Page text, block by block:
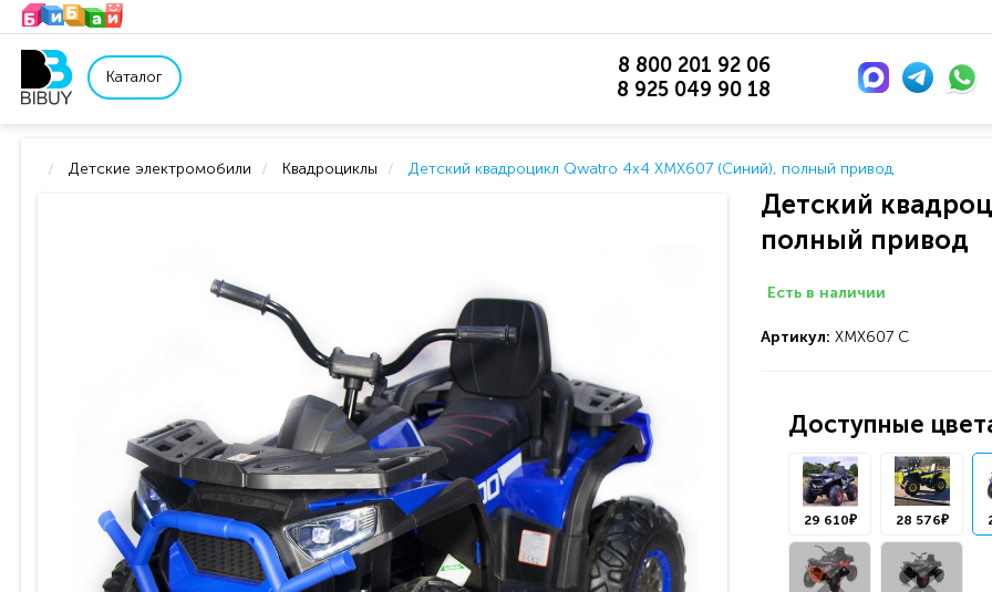
Каталог
8 800 201 92 06
8 925 049 90 18
Детские электромобили Квадроциклы Детский квадроцикл Qwatro 4х4 XMX607 (Синий), полный привод
Детский
полный привод
Есть в наличии
Артикул: ХМХ607 С
Доступные
29 610₽ 28 576₽